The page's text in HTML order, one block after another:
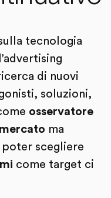
tecnologia
di nuovi
soluzioni,
osservatore
ma
scegliere
come target ci